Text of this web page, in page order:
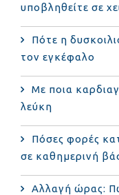
υποβληθείτε σε
Πότε η
τον εγκέφαλο
Με ποια
λεύκη
Πόσες φορές
σε καθημερινή
Αλλαγή ώρας: